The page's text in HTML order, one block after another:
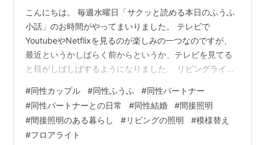
こんにちは。 毎週水曜日「サクッと読める本日のふうふ
小話」のお時間がやってまいりました。 テレビで
YoutubeやNetflixを見るのが楽しみの一つなのですが、
最近というかしばらく前からというか、テレビを見てる
と目がしぱしぱするようになりました。 リビングライト
したりと色々試してみたのですが、なかなか改善されま
せん。 うーん……爆発的にまぶしいわけじゃないんだけ
ど、なんか目に痛いんだよなぁ。 部屋暗くするとテレビ
まぶしいし、テレビの照度落とすと明るい時間は見づら
#同性カップル #同性ふうふ #同性パートナー
#同性パートナーとの日常 #同性結婚 #間接照明
#間接照明のある暮らし #リビングの照明 #模様替え
#フロアライト